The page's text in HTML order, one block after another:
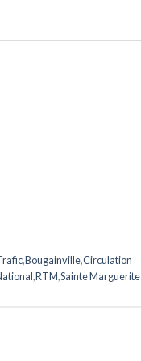
,Bougainville,Circulation
,RTM,Sainte Marguerite